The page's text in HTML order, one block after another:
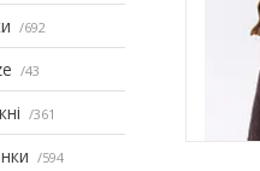
692
43
361
594